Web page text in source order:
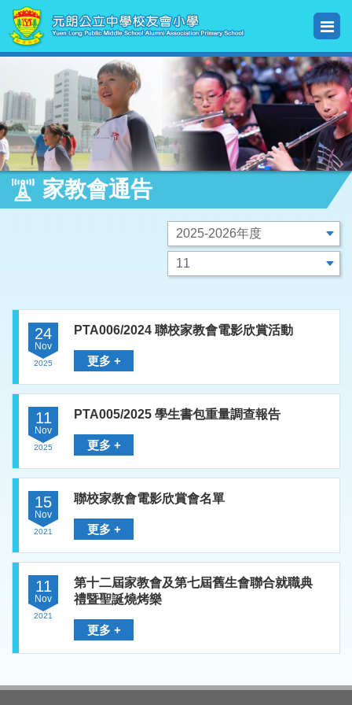
家教會通告
24
Nov
2025
PTA006/2024 聯校家教會電影欣賞活動
更多 +
11
Nov
2025
PTA005/2025 學生書包重量調查報告
更多 +
15
Nov
2021
聯校家教會電影欣賞會名單
更多 +
11
Nov
2021
第十二屆家教會及第七屆舊生會聯合就職典
禮暨聖誕燒烤樂
更多 +